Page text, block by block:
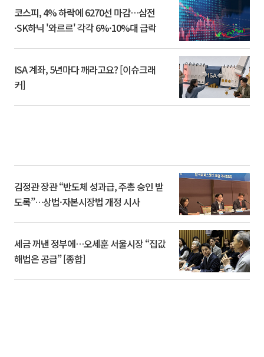
코스피, 4% 하락에 6270선 마감…삼전
·SK하닉 '와르르' 각각 6%·10%대 급락
ISA 계좌, 5년마다 깨라고요? [이슈크래
커]
김정관 장관 “반도체 성과급, 주총 승인 받
도록”…상법·자본시장법 개정 시사
세금 꺼낸 정부에…오세훈 서울시장 “집값
해법은 공급” [종합]